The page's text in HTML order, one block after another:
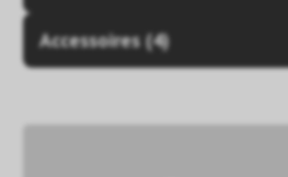
Accessoires (4)